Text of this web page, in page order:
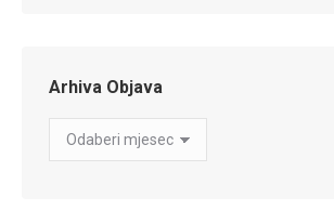
Arhiva Objava
Arhiva
Objava